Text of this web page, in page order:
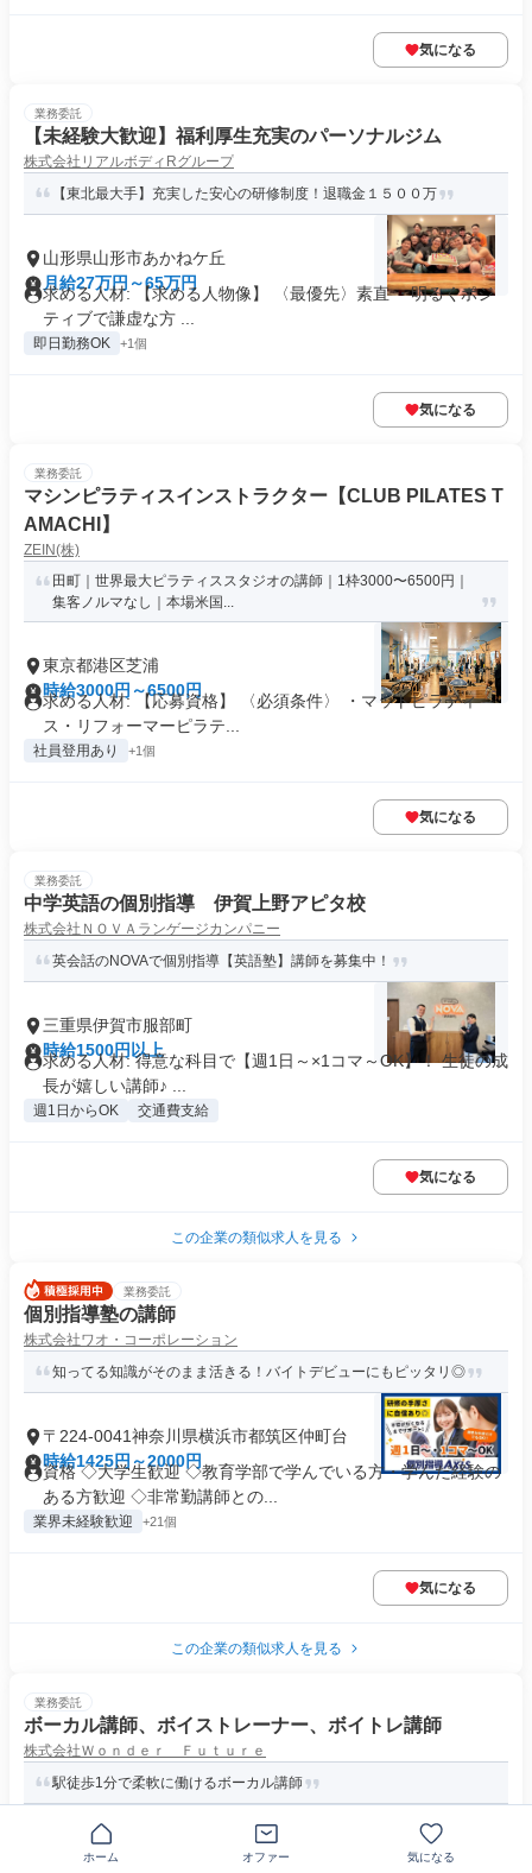
気になる
業務委託
【未経験大歓迎】福利厚生充実のパーソナルジム
株式会社リアルボディRグループ
【東北最大手】充実した安心の研修制度！退職金１５００万
山形県山形市あかねケ丘
月給27万円～65万円
求める人材: 【求める人物像】 〈最優先〉素直 ・明るくポジ
ティブで謙虚な方 ...
即日勤務OK +1個
気になる
業務委託
マシンピラティスインストラクター【CLUB PILATES T
AMACHI】
ZEIN(株)
田町｜世界最大ピラティススタジオの講師｜1枠3000〜6500円｜
集客ノルマなし｜本場米国...
東京都港区芝浦
時給3000円～6500円
求める人材: 【応募資格】 〈必須条件〉 ・マットピラティ
ス・リフォーマーピラテ...
社員登用あり +1個
気になる
業務委託
中学英語の個別指導 伊賀上野アピタ校
株式会社ＮＯＶＡランゲージカンパニー
英会話のNOVAで個別指導【英語塾】講師を募集中！
三重県伊賀市服部町
時給1500円以上
求める人材: 得意な科目で【週1日～×1コマ～OK】！ 生徒の成
長が嬉しい講師♪ ...
週1日からOK 交通費支給
気になる
この企業の類似求人を見る
業務委託
個別指導塾の講師
株式会社ワオ・コーポレーション
知ってる知識がそのまま活きる！バイトデビューにもピッタリ◎
〒224-0041神奈川県横浜市都筑区仲町台
時給1425円～2000円
資格 ◇大学生歓迎 ◇教育学部で学んでいる方・学んだ経験の
ある方歓迎 ◇非常勤講師との...
業界未経験歓迎 +21個
気になる
この企業の類似求人を見る
業務委託
ボーカル講師、ボイストレーナー、ボイトレ講師
株式会社Ｗｏｎｄｅｒ Ｆｕｔｕｒｅ
駅徒歩1分で柔軟に働けるボーカル講師
〒444-0839愛知県岡崎市羽根西新町
ホーム オファー 気になる